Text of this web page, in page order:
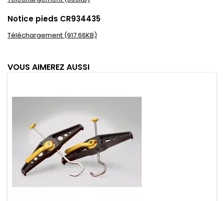
Notice pieds CR934435
Téléchargement (917.66KB)
VOUS AIMEREZ AUSSI